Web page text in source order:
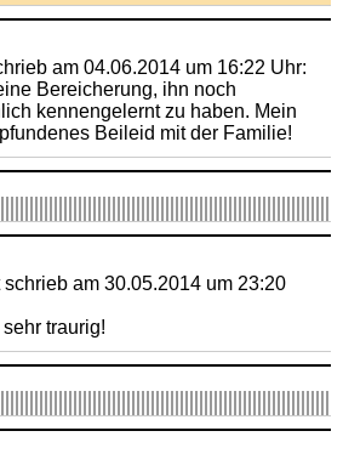
am 04.06.2014 um 16:22 Uhr:
Bereicherung, ihn noch
kennengelernt zu haben. Mein
Beileid mit der Familie!
schrieb am 30.05.2014 um 23:20
sehr traurig!